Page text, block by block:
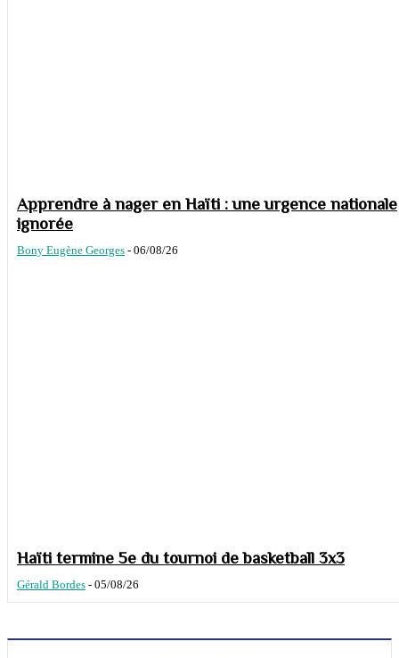
Apprendre à nager en Haïti : une urgence nationale
ignorée
Bony Eugène Georges - 06/08/26
Haïti termine 5e du tournoi de basketball 3x3
Gérald Bordes - 05/08/26